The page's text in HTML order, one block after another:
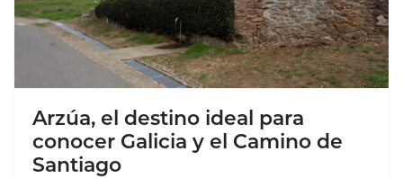
Arzúa, el destino ideal para
conocer Galicia y el Camino de
Santiago